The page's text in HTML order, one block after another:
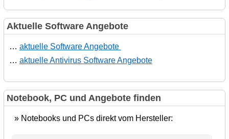
Aktuelle Software Angebote
… aktuelle Software Angebote
… aktuelle Antivirus Software Angebote
Notebook, PC und Angebote finden
» Notebooks und PCs direkt vom Hersteller: